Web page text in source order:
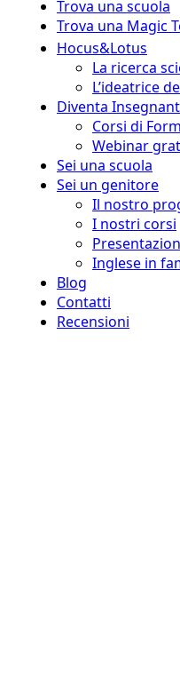
Trova una scuola
Trova una Magic
Hocus&Lotus
La ricerca
L’ideatrice
Diventa
Corsi di
Webinar
Sei una scuola
Sei un genitore
Il nostro
I nostri corsi
Inglese in
Blog
Contatti
Recensioni